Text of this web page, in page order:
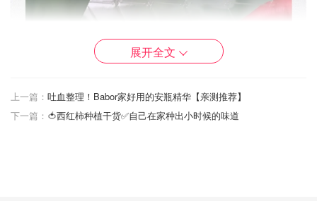
展开全文
上一篇： 吐血整理！Babor家好用的安瓶精华【亲测推荐】
下一篇： 🍅西红柿种植干货✅自己在家种出小时候的味道